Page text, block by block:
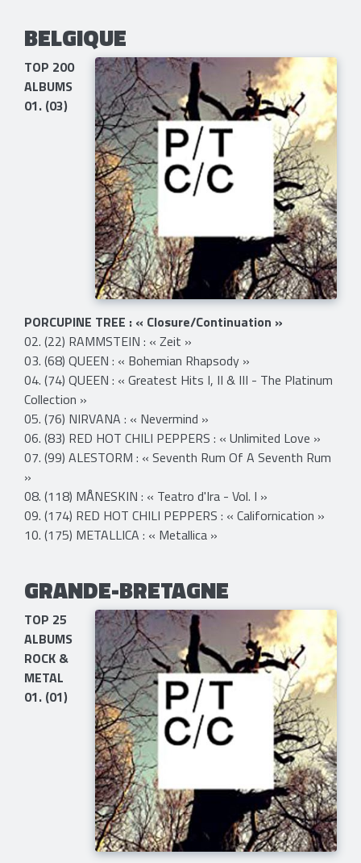
BELGIQUE
TOP 200
ALBUMS
01. (03)
PORCUPINE TREE : « Closure/Continuation »
02. (22) RAMMSTEIN : « Zeit »
03. (68) QUEEN : « Bohemian Rhapsody »
04. (74) QUEEN : « Greatest Hits I, II & III - The Platinum
Collection​ »
05. (76) NIRVANA : « Nevermind »
06. (83) RED HOT CHILI PEPPERS : « Unlimited Love »
07. (99) ALESTORM : « Seventh Rum Of A Seventh Rum
»
08. (118) MÅNESKIN : « Teatro d'Ira - Vol. I »
09. (174) RED HOT CHILI PEPPERS : « Californication »
10. (175) METALLICA : « Metallica »
GRANDE-BRETAGNE
TOP 25
ALBUMS
ROCK &
METAL
01. (01)